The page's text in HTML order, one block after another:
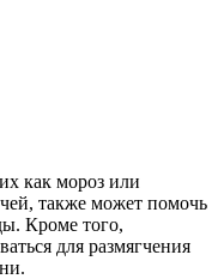
как мороз или
также может помочь
Кроме того,
для размягчения